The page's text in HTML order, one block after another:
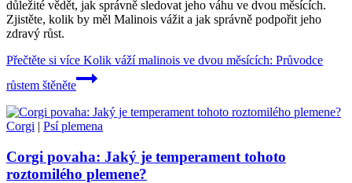
důležité vědět, jak správně sledovat jeho váhu ve dvou měsících.
Zjistěte, kolik by měl Malinois vážit a jak správně podpořit jeho
zdravý růst.
Přečtěte si více Kolik váží malinois ve dvou měsících: Průvodce
růstem štěněte
Corgi | Psí plemena
Corgi povaha: Jaký je temperament tohoto
roztomilého plemene?